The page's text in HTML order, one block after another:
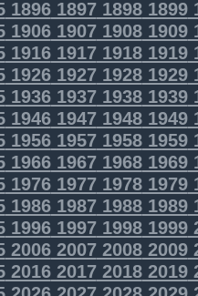
1896189718981899
1906190719081909
1916191719181919
1926192719281929
1936193719381939
1946194719481949
1956195719581959
1966196719681969
1976197719781979
1986198719881989
1996199719981999
2006200720082009
2016201720182019